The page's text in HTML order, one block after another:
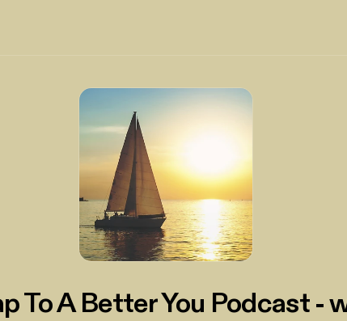
To A Better You Podcast -